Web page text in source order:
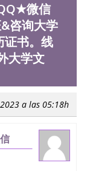
微信
咨询大学
证书。线
大学文
a las 05:18h
学